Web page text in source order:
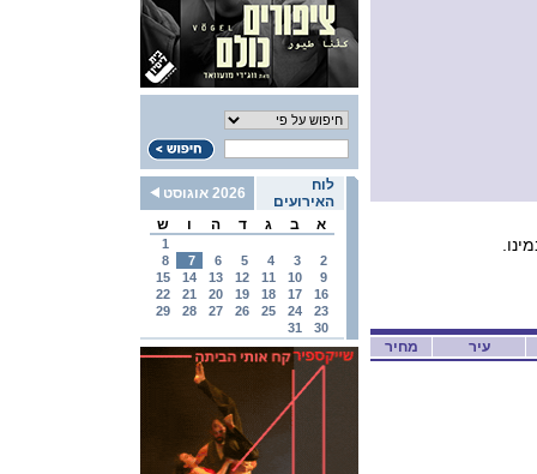
לוח
האירועים
2026 אוגוסט
א
ב ג ד ה ו ש
1
2
3
4
5
6
7
8
9
10
11
12
13
14
15
16
17
18
19
20
21
22
23
24
25
26
27
28
29
30
31
מחיר עיר